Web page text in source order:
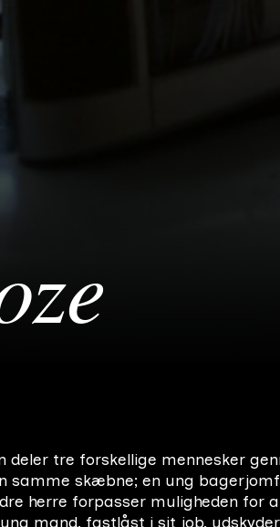
deler tre forskellige mennesker
samme skæbne; en ung
herre forpasser muligheden for
mand, fastlåst i sit job,